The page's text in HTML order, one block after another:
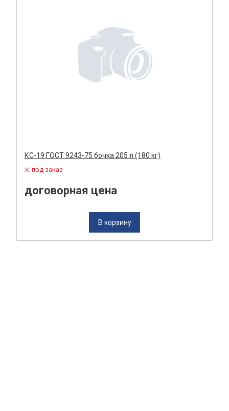
КС-19 ГОСТ 9243-75 бочка 205 л.(180 кг)
под заказ
договорная цена
В корзину